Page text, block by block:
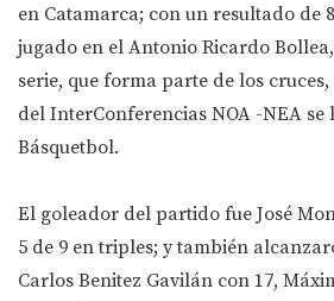
en Catamarca; con un resultado de
jugado en el Antonio Ricardo
serie, que forma parte de los
del InterConferencias NOA -NEA se
Básquetbol.
El goleador del partido fue José
5 de 9 en triples; y también
Carlos Benitez Gavilán con 17,